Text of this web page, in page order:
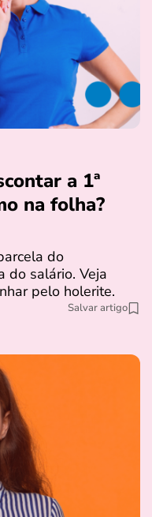
a 1ª
na folha?
do
do salário. Veja
pelo holerite.
Salvar artigo